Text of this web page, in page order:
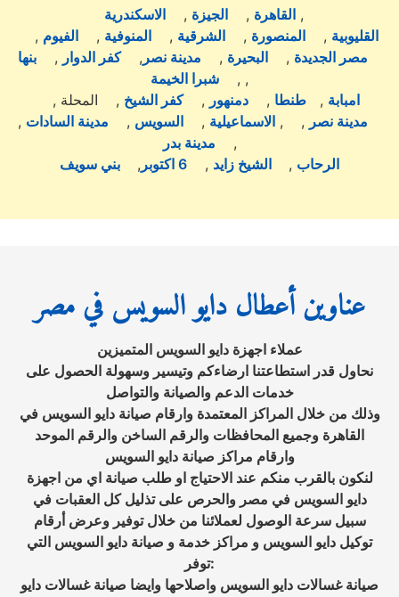
القاهرة , الجيزة , الاسكندرية
,
القليوبية ,المنصورة ,الشرقية ,المنوفية ,الفيوم ,
مصر الجديدة , البحيرة , مدينة نصر ,كفر الدوار , بنها
, شبرا الخيمة
,
امبابة , طنطا , دمنهور ,كفر الشيخ , المحلة ,
مدينة نصر , , الاسماعيلية , السويس , مدينة السادات ,
مدينة بدر
,
الرحاب , الشيخ زايد , 6 اكتوبر , بني سويف
عناوين أعطال دايو السويس في مصر
عملاء اجهزة دايو السويس المتميزين
نحاول قدر استطاعتنا ارضاءكم وتيسير وسهولة الحصول على
خدمات الدعم والصيانة والتواصل
وذلك من خلال المراكز المعتمدة وارقام صيانة دايو السويس في
القاهرة وجميع المحافظات والرقم الساخن والرقم الموحد
وارقام مراكز صيانة دايو السويس
لنكون بالقرب منكم عند الاحتياج او طلب صيانة اي من اجهزة
دايو السويس في مصر والحرص على تذليل كل العقبات في
سبيل سرعة الوصول لعملائنا من خلال توفير وعرض أرقام
توكيل دايو السويس و مراكز خدمة و صيانة دايو السويس التي
توفر:
صيانة غسالات دايو السويس واصلاحها وايضا صيانة غسالات دايو